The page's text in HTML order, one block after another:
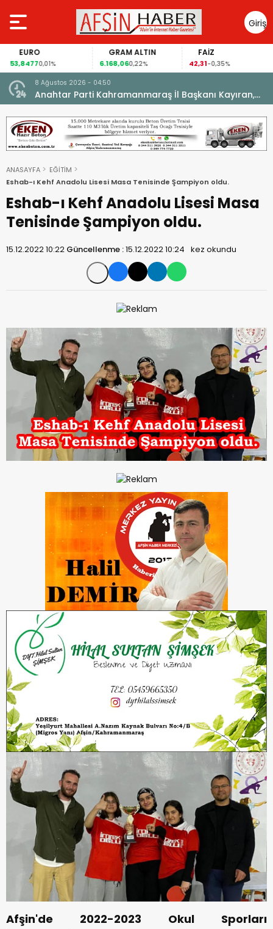
Giriş
Yap
EURO
53,84770,01%
GRAM ALTIN
6.168,060,22%
FAİZ
42,31-0,35%
8 Ağustos 2026 - 04:50
Anahtar Parti Kahramanmaraş İl Başkanı Kayıran,
Afşin Teşkilatı ile buluştu.
ANASAYFA
EĞİTİM
Eshab-ı Kehf Anadolu Lisesi Masa Tenisinde Şampiyon oldu.
Eshab-ı Kehf Anadolu Lisesi Masa
Tenisinde Şampiyon oldu.
15.12.2022 10:22 Güncellenme :15.12.2022 10:24 kez okundu
Afşin'de 2022-2023 Okul Sporları